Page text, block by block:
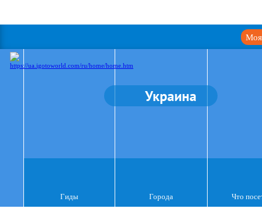
Моя
Украина
Гиды Города Что